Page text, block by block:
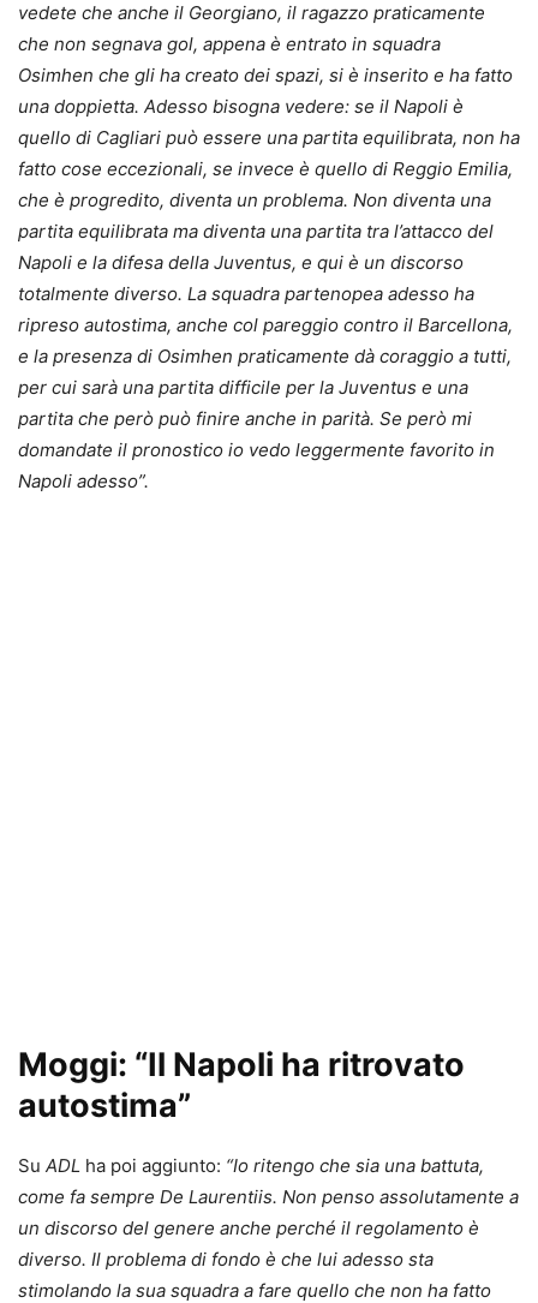
vedete che anche il Georgiano, il ragazzo praticamente
che non segnava gol, appena è entrato in squadra
Osimhen che gli ha creato dei spazi, si è inserito e ha fatto
una doppietta. Adesso bisogna vedere: se il Napoli è
quello di Cagliari può essere una partita equilibrata, non ha
fatto cose eccezionali, se invece è quello di Reggio Emilia,
che è progredito, diventa un problema. Non diventa una
partita equilibrata ma diventa una partita tra l’attacco del
Napoli e la difesa della Juventus, e qui è un discorso
totalmente diverso. La squadra partenopea adesso ha
ripreso autostima, anche col pareggio contro il Barcellona,
e la presenza di Osimhen praticamente dà coraggio a tutti,
per cui sarà una partita difficile per la Juventus e una
partita che però può finire anche in parità. Se però mi
domandate il pronostico io vedo leggermente favorito in
Napoli adesso”.
Moggi: “Il Napoli ha ritrovato
autostima”
Su ADL ha poi aggiunto: “Io ritengo che sia una battuta,
come fa sempre De Laurentiis. Non penso assolutamente a
un discorso del genere anche perché il regolamento è
diverso. Il problema di fondo è che lui adesso sta
stimolando la sua squadra a fare quello che non ha fatto